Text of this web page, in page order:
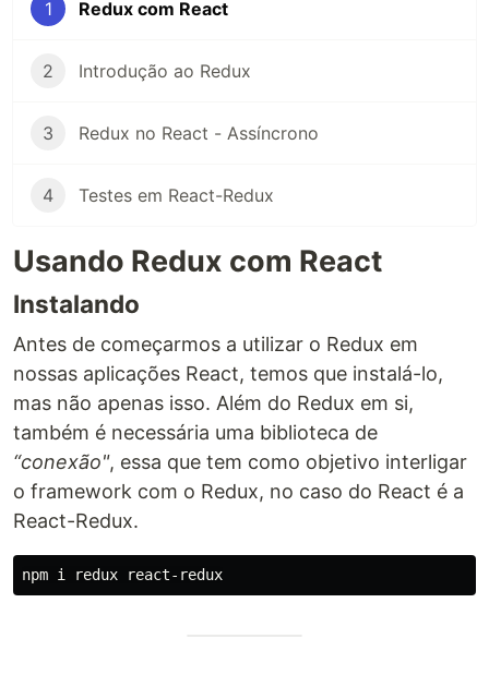
1 Redux com React
2 Introdução ao Redux
3 Redux no React - Assíncrono
4 Testes em React-Redux
Usando Redux com React
Instalando
Antes de começarmos a utilizar o Redux em
nossas aplicações React, temos que instalá-lo,
mas não apenas isso. Além do Redux em si,
também é necessária uma biblioteca de
“conexão", essa que tem como objetivo interligar
o framework com o Redux, no caso do React é a
React-Redux.